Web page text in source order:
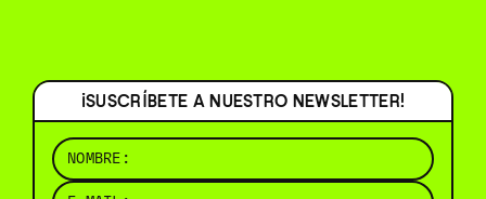
¡SUSCRÍBETE A NUESTRO NEWSLETTER!